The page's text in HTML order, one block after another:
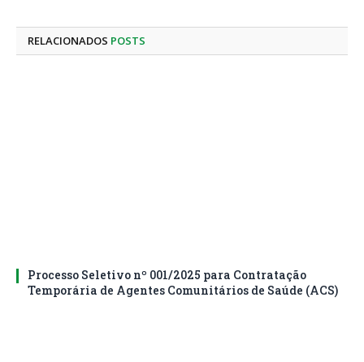
RELACIONADOS POSTS
Processo Seletivo nº 001/2025 para Contratação
Temporária de Agentes Comunitários de Saúde (ACS)